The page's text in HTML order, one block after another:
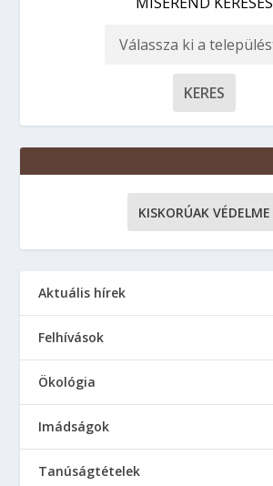
KISKORÚAK VÉDELME
Aktuális hírek
Felhívások
Ökológia
Imádságok
Tanúságtételek